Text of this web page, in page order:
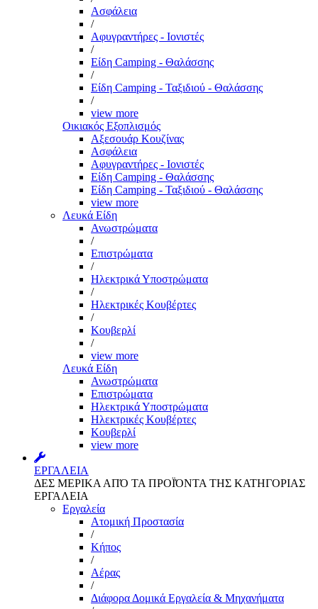
Ασφάλεια
/
Αφυγραντήρες - Ιονιστές
/
Είδη Camping - Θαλάσσης
/
Είδη Camping - Ταξιδιού - Θαλάσσης
/
view more
Οικιακός Εξοπλισμός
Αξεσουάρ Κουζίνας
Ασφάλεια
Αφυγραντήρες - Ιονιστές
Είδη Camping - Θαλάσσης
Είδη Camping - Ταξιδιού - Θαλάσσης
view more
Λευκά Είδη
Ανωστρώματα
/
Επιστρώματα
/
Ηλεκτρικά Υποστρώματα
/
Ηλεκτρικές Κουβέρτες
/
Κουβερλί
/
view more
Λευκά Είδη
Ανωστρώματα
Επιστρώματα
Ηλεκτρικά Υποστρώματα
Ηλεκτρικές Κουβέρτες
Κουβερλί
view more
ΕΡΓΑΛΕΙΑ
ΔΕΣ ΜΕΡΙΚΑ ΑΠΌ ΤΑ ΠΡΟΪΌΝΤΑ ΤΗΣ ΚΑΤΗΓΟΡΙΑΣ
ΕΡΓΑΛΕΙΑ
Εργαλεία
Aτομική Προστασία
/
Kήπος
/
Αέρας
/
Διάφορα Δομικά Εργαλεία & Μηχανήματα